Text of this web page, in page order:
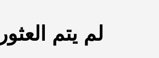
لم يتم